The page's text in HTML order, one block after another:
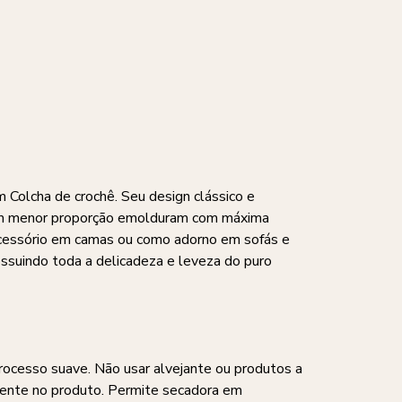
de crochê. Seu design clássico e
proporção emolduram com máxima
em camas ou como adorno em sofás e
toda a delicadeza e leveza do puro
suave. Não usar alvejante ou produtos a
no produto. Permite secadora em